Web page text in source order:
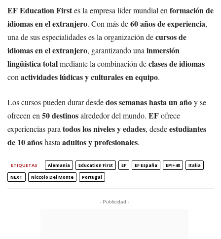
EF Education Firstes la empresa líder mundial enformación de
idiomas en el extranjero. Con más de60 años de experiencia,
una de sus especialidades es la organización decursos de
idiomas en el extranjero, garantizando unainmersión
lingüística totalmediante la combinación declases de idiomas
conactividades lúdicas y culturales en equipo.
Los cursos pueden durar desdedos semanas hasta un añoy se
ofrecen en50 destinosalrededor del mundo. EFofrece
experiencias paratodos los niveles y edades, desdeestudiantes
de 10 añoshastaadultos y profesionales.
ETIQUETAS Alemania Education First EF EF España EPI+40
Italia
NEXT
Niccolo Del Monte Portugal
- Publicidad -